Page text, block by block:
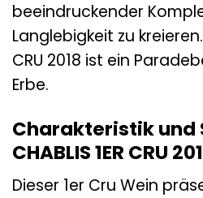
beeindruckender
Langlebigkeit zu kreieren.
CRU 2018 ist ein
Erbe.
Charakteristik und
CHABLIS 1ER CRU
Dieser 1er Cru Wein